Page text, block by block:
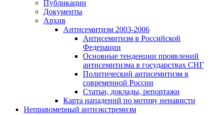
Публикации
Документы
Архив
Антисемитизм 2003-2006
Антисемитизм в Российской
Федерации
Основные тенденции проявлений
антисемитизма в государствах СНГ
Политический антисемитизм в
современной России
Статьи, доклады, репортажи
Карта нападений по мотиву ненависти
Неправомерный антиэкстремизм